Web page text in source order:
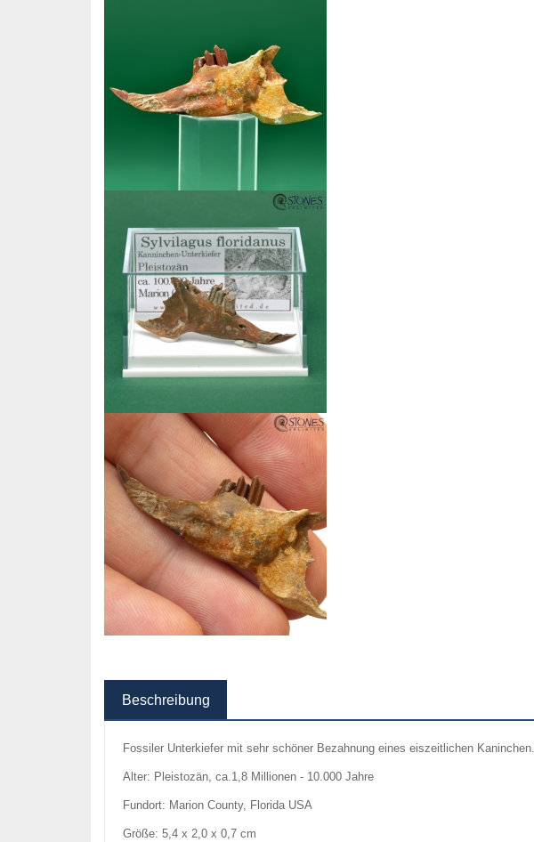
Beschreibung
Fossiler Unterkiefer mit sehr schöner Bezahnung eines eiszeitlichen Kaninchen.
Alter: Pleistozän, ca.1,8 Millionen - 10.000 Jahre
Fundort: Marion County, Florida USA
Größe: 5,4 x 2,0 x 0,7 cm